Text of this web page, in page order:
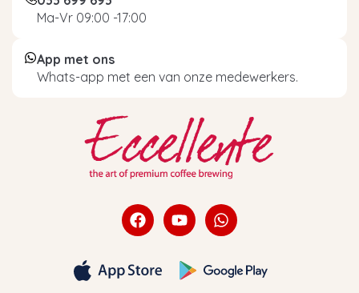
Ma-Vr 09:00 -17:00
App met ons
Whats-app met een van onze medewerkers.